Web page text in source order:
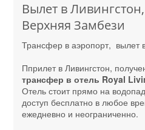
Вылет в
Верхняя Замбези
Трансфер в аэропорт, вылет
Пприлет в Ливингстон,
трансфер в отель Royal
Отель стоит прямо на
доступ бесплатно в любое
ежедневно и неограниченно.